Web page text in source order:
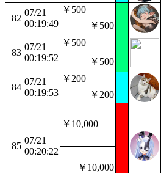
82
07/21
00:19:49
￥500
￥500
83
07/21
00:19:52
￥500
￥500
84
07/21
00:19:53
￥200
￥200
85
07/21
00:20:22
￥10,000
￥10,000